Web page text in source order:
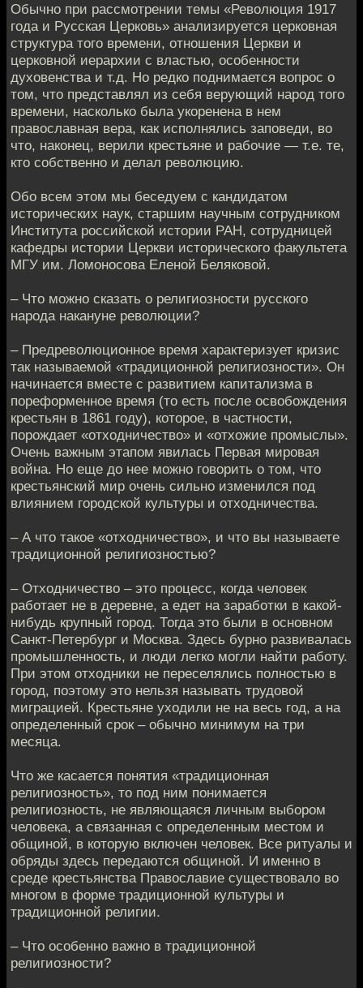
Обычно при рассмотрении темы «Революция 1917
года и Русская Церковь» анализируется церковная
структура того времени, отношения Церкви и
церковной иерархии с властью, особенности
духовенства и т.д. Но редко поднимается вопрос о
том, что представлял из себя верующий народ того
времени, насколько была укоренена в нем
православная вера, как исполнялись заповеди, во
что, наконец, верили крестьяне и рабочие — т.е. те,
кто собственно и делал революцию.
Обо всем этом мы беседуем с кандидатом
исторических наук, старшим научным сотрудником
Института российской истории РАН, сотрудницей
кафедры истории Церкви исторического факультета
МГУ им. Ломоносова Еленой Беляковой.
– Что можно сказать о религиозности русского
народа накануне революции?
– Предреволюционное время характеризует кризис
так называемой «традиционной религиозности». Он
начинается вместе с развитием капитализма в
пореформенное время (то есть после освобождения
крестьян в 1861 году), которое, в частности,
порождает «отходничество» и «отхожие промыслы».
Очень важным этапом явилась Первая мировая
война. Но еще до нее можно говорить о том, что
крестьянский мир очень сильно изменился под
влиянием городской культуры и отходничества.
– А что такое «отходничество», и что вы называете
традиционной религиозностью?
– Отходничество – это процесс, когда человек
работает не в деревне, а едет на заработки в какой-
нибудь крупный город. Тогда это были в основном
Санкт-Петербург и Москва. Здесь бурно развивалась
промышленность, и люди легко могли найти работу.
При этом отходники не переселялись полностью в
город, поэтому это нельзя называть трудовой
миграцией. Крестьяне уходили не на весь год, а на
определенный срок – обычно минимум на три
месяца.
Что же касается понятия «традиционная
религиозность», то под ним понимается
религиозность, не являющаяся личным выбором
человека, а связанная с определенным местом и
общиной, в которую включен человек. Все ритуалы и
обряды здесь передаются общиной. И именно в
среде крестьянства Православие существовало во
многом в форме традиционной культуры и
традиционной религии.
– Что особенно важно в традиционной
религиозности?